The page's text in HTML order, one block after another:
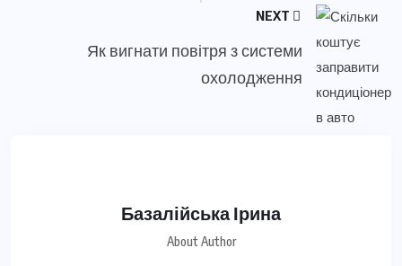
NEXT
Як вигнати повітря з системи
охолодження
Базалійська Ірина
About Author